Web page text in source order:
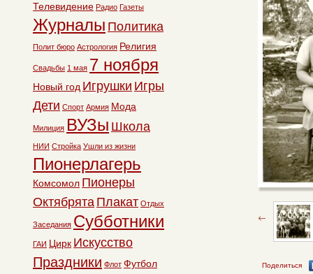
Поделиться
Телевидение Радио Газеты
Журналы Политика
Полит бюро Астрология Религия
Свадьбы 1 мая 7 ноября
Новый год Игрушки Игры
Дети Спорт Армия Мода
Милиция ВУЗы Школа
НИИ Стройка Ушли из жизни
Пионерлагерь
Комсомол Пионеры
Октябрята Плакат Отдых
Заседания Субботники
ГАИ Цирк Искусство
Праздники Флот Футбол